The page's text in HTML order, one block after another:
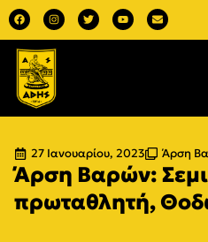
27 Ιανουαρίου, 2023 Άρση
Άρση Βαρών:
πρωταθλητή,